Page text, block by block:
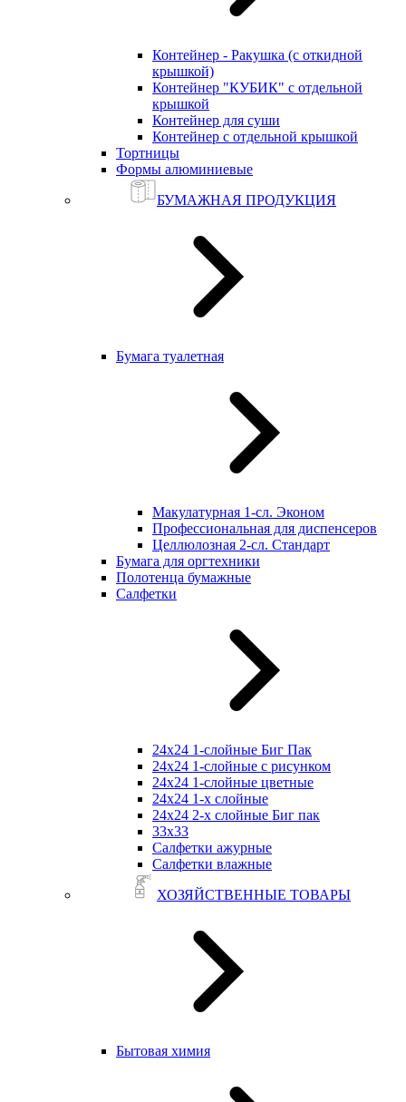
Контейнер - Ракушка (с откидной
крышкой)
Контейнер "КУБИК" с отдельной
крышкой
Контейнер для суши
Контейнер с отдельной крышкой
Тортницы
Формы алюминиевые
БУМАЖНАЯ ПРОДУКЦИЯ
Бумага туалетная
Макулатурная 1-сл. Эконом
Профессиональная для диспенсеров
Целлюлозная 2-сл. Стандарт
Бумага для оргтехники
Полотенца бумажные
Салфетки
24х24 1-слойные Биг Пак
24х24 1-слойные с рисунком
24х24 1-слойные цветные
24х24 1-х слойные
24х24 2-х слойные Биг пак
33х33
Салфетки ажурные
Салфетки влажные
ХОЗЯЙСТВЕННЫЕ ТОВАРЫ
Бытовая химия